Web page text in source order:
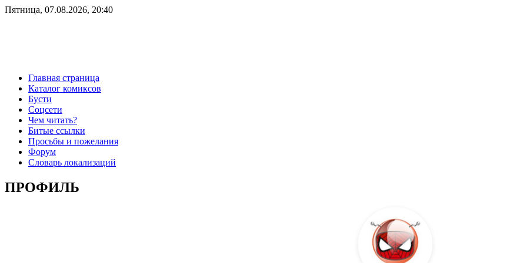
Пятница, 07.08.2026, 20:40
Главная страница
Каталог комиксов
Бусти
Соцсети
Чем читать?
Битые ссылки
Просьбы и пожелания
Форум
Словарь локализаций
ПРОФИЛЬ